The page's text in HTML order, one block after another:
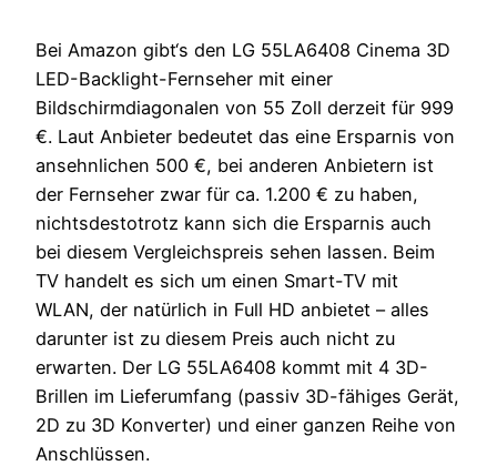
Bei Amazon gibt‘s den LG 55LA6408 Cinema 3D
LED-Backlight-Fernseher mit einer
Bildschirmdiagonalen von 55 Zoll derzeit für 999
€. Laut Anbieter bedeutet das eine Ersparnis von
ansehnlichen 500 €, bei anderen Anbietern ist
der Fernseher zwar für ca. 1.200 € zu haben,
nichtsdestotrotz kann sich die Ersparnis auch
bei diesem Vergleichspreis sehen lassen. Beim
TV handelt es sich um einen Smart-TV mit
WLAN, der natürlich in Full HD anbietet – alles
darunter ist zu diesem Preis auch nicht zu
erwarten. Der LG 55LA6408 kommt mit 4 3D-
Brillen im Lieferumfang (passiv 3D-fähiges Gerät,
2D zu 3D Konverter) und einer ganzen Reihe von
Anschlüssen.